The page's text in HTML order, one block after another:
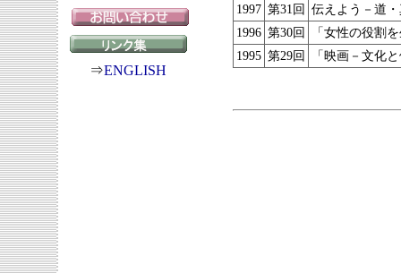
⇒ENGLISH
1997 第31回 伝えよう－道
1996 第30回
「女性の役割
1995 第29回 「映画－文化